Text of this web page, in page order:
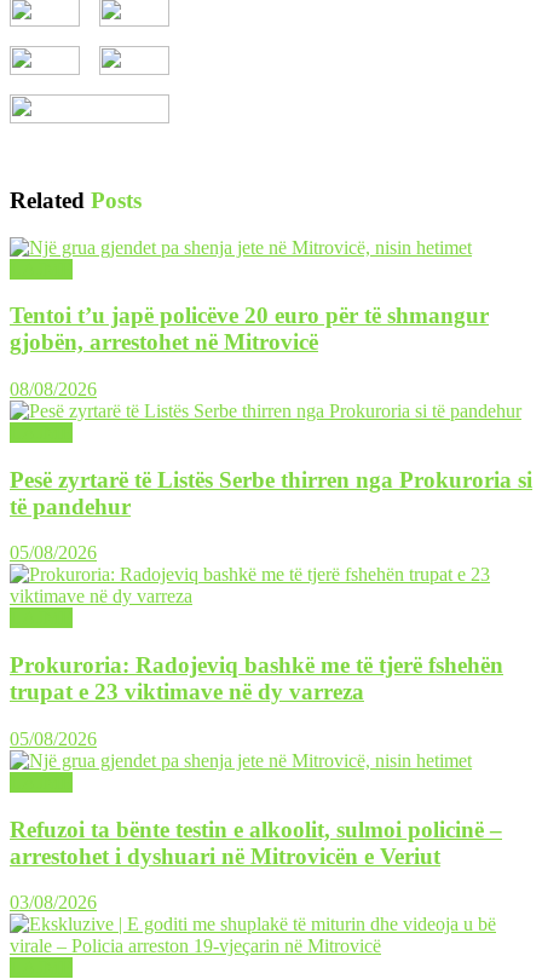
Related Posts
Tentoi t’u japë policëve 20 euro për të shmangur
gjobën, arrestohet në Mitrovicë
08/08/2026
Pesë zyrtarë të Listës Serbe thirren nga Prokuroria si
të pandehur
05/08/2026
Prokuroria: Radojeviq bashkë me të tjerë fshehën
trupat e 23 viktimave në dy varreza
05/08/2026
Refuzoi ta bënte testin e alkoolit, sulmoi policinë –
arrestohet i dyshuari në Mitrovicën e Veriut
03/08/2026